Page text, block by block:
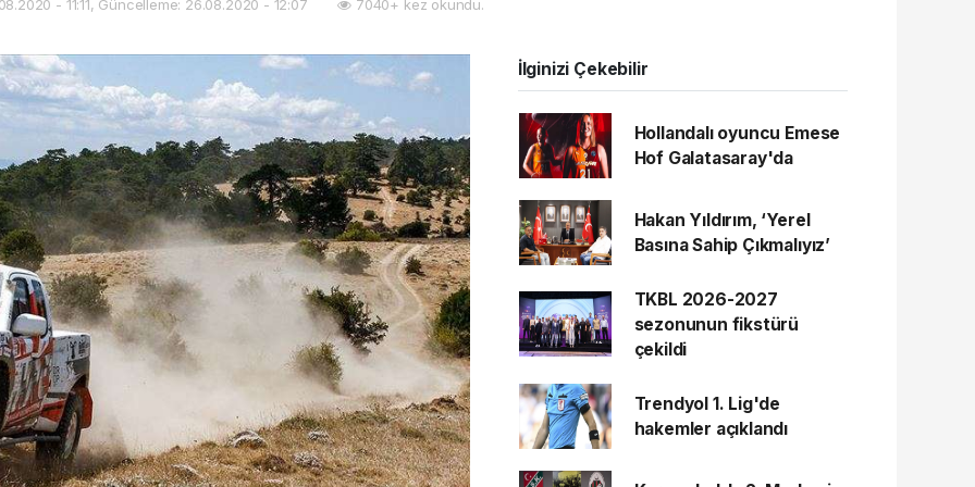
- 11:11, Güncelleme: 26.08.2020 - 12:07 7040+ kez okundu.
İlginizi Çekebilir
Hollandalı oyuncu Emese
Hof Galatasaray'da
Hakan Yıldırım, ‘Yerel
Basına Sahip Çıkmalıyız’
TKBL 2026-2027
sezonunun fikstürü
çekildi
Trendyol 1. Lig'de
hakemler açıklandı